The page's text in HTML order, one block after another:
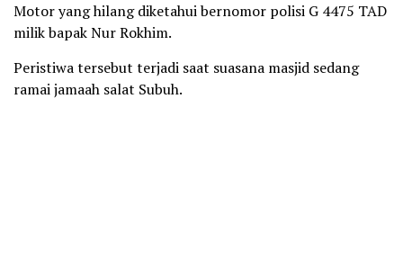
Motor yang hilang diketahui bernomor polisi G 4475 TAD
milik bapak Nur Rokhim.
Peristiwa tersebut terjadi saat suasana masjid sedang
ramai jamaah salat Subuh.